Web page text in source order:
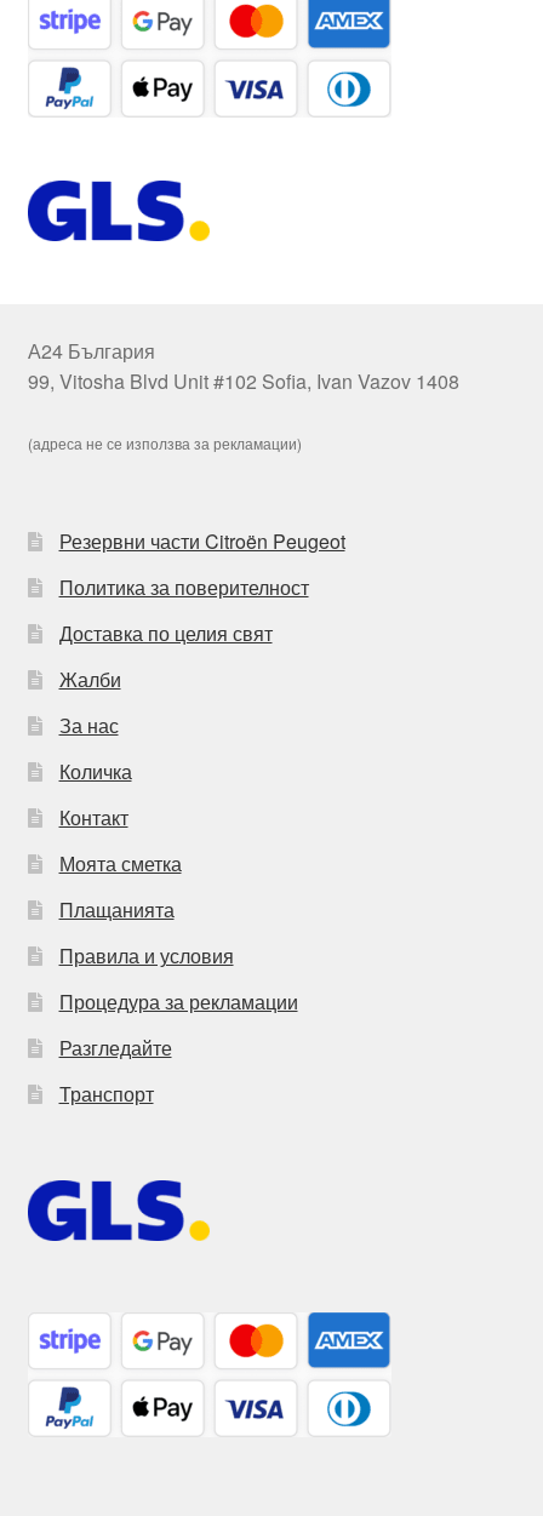
А24 България
99, Vitosha Blvd Unit #102 Sofia, Ivan Vazov 1408
(адреса не се използва за рекламации)
Резервни части Citroën Peugeot
Политика за поверителност
Доставка по целия свят
Жалби
За нас
Количка
Контакт
Моята сметка
Плащанията
Правила и условия
Процедура за рекламации
Разгледайте
Транспорт